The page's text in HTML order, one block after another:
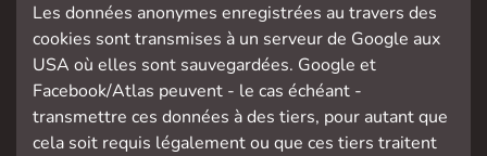
Les données anonymes enregistrées au travers des
cookies sont transmises à un serveur de Google aux
USA où elles sont sauvegardées. Google et
Facebook/Atlas peuvent - le cas échéant -
transmettre ces données à des tiers, pour autant que
cela soit requis légalement ou que ces tiers traitent